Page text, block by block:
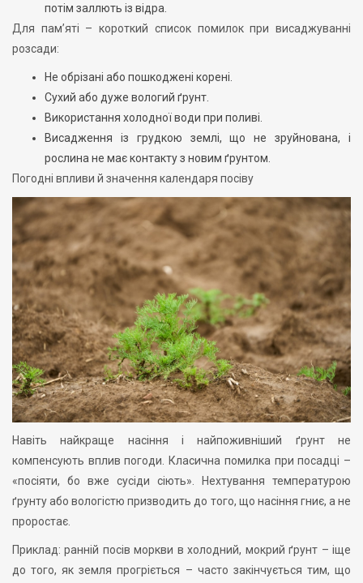
потім заллють із відра.
Для пам’яті – короткий список помилок при висаджуванні
розсади:
Не обрізані або пошкоджені корені.
Сухий або дуже вологий ґрунт.
Використання холодної води при поливі.
Висадження із грудкою землі, що не зруйнована, і
рослина не має контакту з новим ґрунтом.
Погодні впливи й значення календаря посіву
Навіть найкраще насіння і найпоживніший ґрунт не
компенсують вплив погоди. Класична помилка при посадці –
«посіяти, бо вже сусіди сіють». Нехтування температурою
ґрунту або вологістю призводить до того, що насіння гниє, а не
проростає.
Приклад: ранній посів моркви в холодний, мокрий ґрунт – іще
до того, як земля прогріється – часто закінчується тим, що